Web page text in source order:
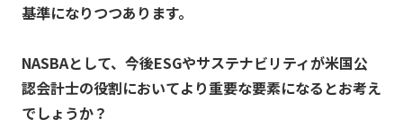
基準になりつつあります。
NASBAとして、今後ESGやサステナビリティが米国公
認会計士の役割においてより重要な要素になるとお考え
でしょうか？